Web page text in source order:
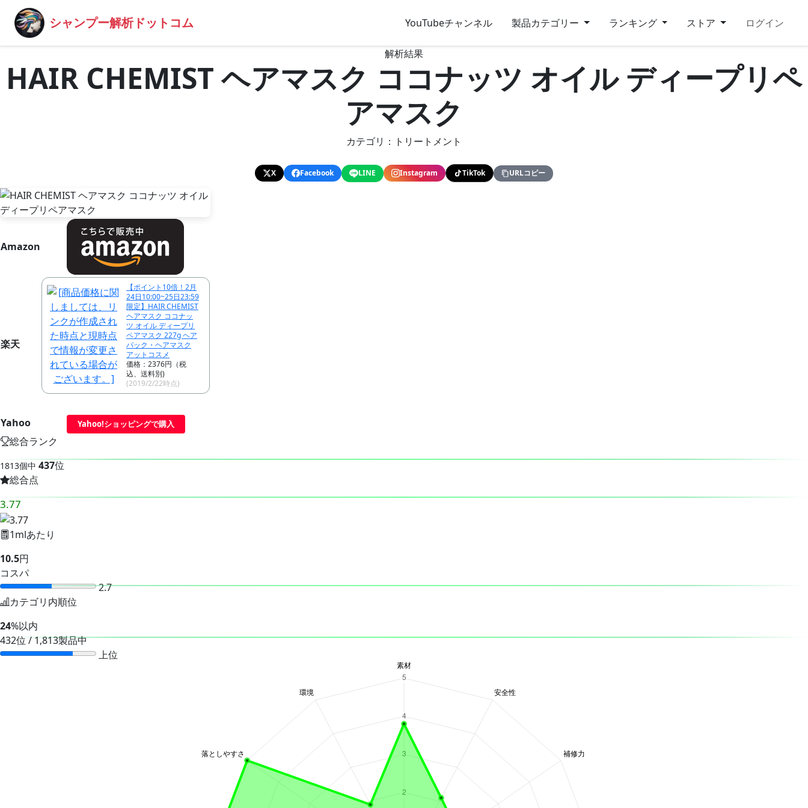
シャンプー解析ドットコム YouTubeチャンネル 製品カテゴリー ランキング ストア ログイン
解析結果
HAIR CHEMIST ヘアマスク ココナッツ オイル ディープリペ
アマスク
カテゴリ：トリートメント
X Facebook LINE Instagram TikTok URLコピー
Amazon
楽天
【ポイント10倍！2月
24日10:00~25日23:59
限定】HAIR CHEMIST
ヘアマスク ココナッ
ツ オイル ディープリ
ペアマスク 227g ヘア
パック・ヘアマスク
アットコスメ
価格：2376円（税
込、送料別)
(2019/2/22時点)
Yahoo Yahoo!ショッピングで購入
総合ランク
1813個中 437位
総合点
3.77
1mlあたり
10.5円
コスパ
2.7
カテゴリ内順位
24%以内
432位 / 1,813製品中
上位